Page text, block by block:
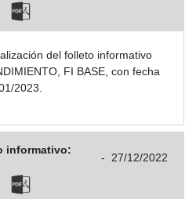
del folleto informativo
FI BASE, con fecha
2023.
informativo:
- 27/12/2022